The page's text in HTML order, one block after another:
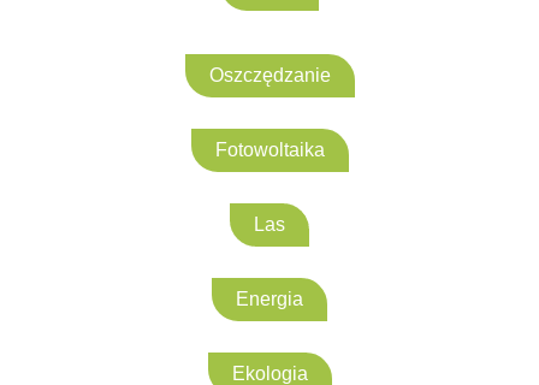
Oszczędzanie
Fotowoltaika
Las
Energia
Ekologia